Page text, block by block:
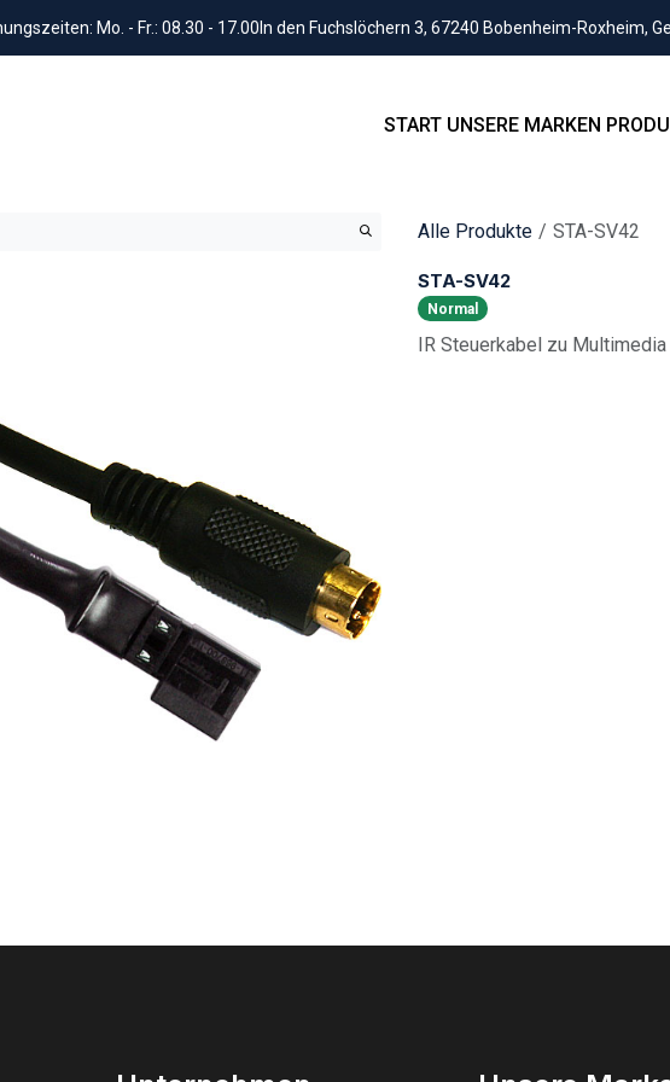
Mo. - Fr.: 08.30 - 17.00 In den Fuchslöchern 3, 67240 Bobenheim-Roxheim,
START UNSERE MARKEN
Alle Produkte STA-SV42
STA-SV42
Normal
IR Steuerkabel zu